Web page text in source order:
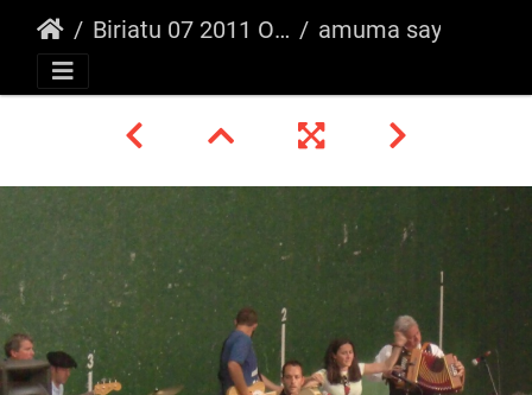
Biriatu 07 2011 Oinkari/Mutxiko amuma says no Erromeria _9_